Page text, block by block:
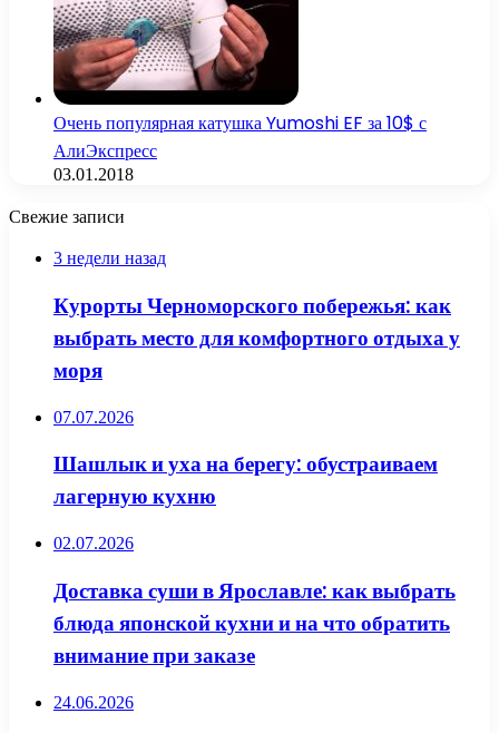
Очень популярная катушка Yumoshi EF за 10$ с
АлиЭкспресс
03.01.2018
Свежие записи
3 недели назад
Курорты Черноморского побережья: как
выбрать место для комфортного отдыха у
моря
07.07.2026
Шашлык и уха на берегу: обустраиваем
лагерную кухню
02.07.2026
Доставка суши в Ярославле: как выбрать
блюда японской кухни и на что обратить
внимание при заказе
24.06.2026